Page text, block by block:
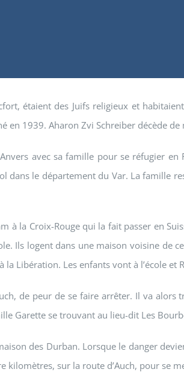
étaient des Juifs religieux et
en 1939. Aharon Zvi Schreiber décède
avec sa famille pour se réfugier
le département du Var. La famille
la Croix-Rouge qui la fait passer en
Ils logent dans une maison voisine de
Libération. Les enfants vont à l’école et
de peur de se faire arrêter. Il va
Garette se trouvant au lieu-dit Les
des Durban. Lorsque le danger
sur la route d’Auch, pour se